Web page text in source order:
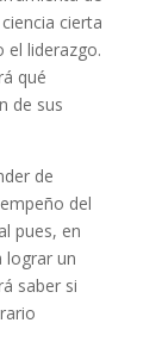
cierta
el liderazgo.
qué
de sus
de
del
pues, en
lograr un
saber si